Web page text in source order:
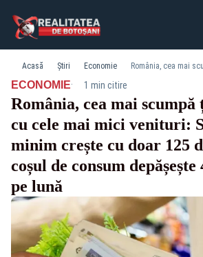
Acasă Știri Economie
ECONOMIE· 1 min citire
România, cea mai
cu cele mai mici venituri:
minim crește cu doar 125
coșul de consum depășește
pe lună